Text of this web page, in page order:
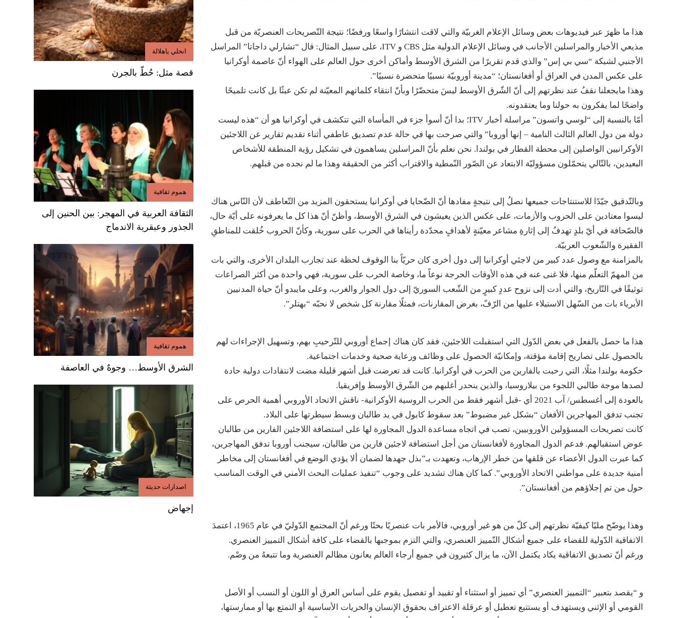
هذا ما ظهرَ عبر فيديوهات بعض وسائل الإعلام الغربيّة والتي لاقت انتشارًا واسعًا ورفضًا؛ نتيجة التّصريحات العنصريّة من قبل
مذيعي الأخبار والمراسلين الأجانب في وسائل الإعلام الدولية مثل CBS و ITV، على سبيل المثال: قال “تشارلي داجاتا” المراسل
الأجنبي لشبكة “سي بي إس” والذي قدم تقريرًا من الشرق الأوسط وأماكن أخرى حول العالم على الهواء أنّ عاصمة أوكرانيا
على عكس المدن في العراق أو أفغانستان؛ “مدينة أوروبيّة نسبيًا متحضرة نسبيًا”.
وهذا مايجعلنا نقفُ عند نظرتهم إلى أنّ الشّرق الأوسط ليسَ متحضّرًا وبأنّ انتقاء كلماتهم المعيّنة لم تكن عبثًا بل كانت تلميحًا
واضحًا لما يفكرون به حولنا وما يعتقدونه.
أمّا بالنسبة إلى “لوسي واتسون” مراسلة أخبار ITV؛ بدا أنّ أسوأ جزء في المأساة التي تتكشف في أوكرانيا هو أن “هذه ليست
دولة من دول العالم الثالث النامية – إنها أوروبا” والتي صرحت بها في حالة عدم تصديق عاطفي أثناء تقديم تقارير عن اللاجئين
الأوكرانيين الواصلين إلى محطة القطار في بولندا. نحن نعلم بأنّ المراسلين يساهمون في تشكيل رؤية المنطقة للأشخاص
البعيدين، بالتّالي يتحمّلون مسؤوليّة الابتعاد عن الصّور النّمطية والاقتراب أكثر من الحقيقة وهذا ما لم نجده من قبلهم.
وبالتّدقيق جيّدًا للاستنتاجات جميعها نصلُ إلى نتيجةٍ مفادها أنّ الضّحايا في أوكرانيا يستحقون المزيد من التّعاطف لأن النّاس هناك
ليسوا معتادين على الحروب والأزمات، على عكس الذين يعيشون في الشرق الأوسط، وأظنّ أنّ هذا كل ما يعرفونه على أيّة حال،
فالصّحافة في أيّ بلدٍ تهدفُ إلى إثارةِ مشاعر معيّنةٍ لأهدافٍ محدّدة رأيناها في الحرب على سورية، وكأنّ الحروب خُلقت للمناطقِ
الفقيرة والشّعوب العربيّة.
بالمزامنة مع وصول عدد كبير من لاجئي أوكرانيا إلى دول أخرى كان حريّاً بنا الوقوف لحظة عند تجارب البلدان الأخرى، والتي بات
من المهمّ التعلّم منها، فلا غنى عنه في هذه الأوقات الحرجة نوعاً ما، وخاصة الحرب على سورية، فهي واحدة من أكثر الصراعات
توثيقًا في التّاريخ، والتي أدت إلى نزوح عددٍ كبيرٍ من الشّعب السوريّ إلى دول الجوار والغرب، وعلى مايبدو أنّ حياة المدنيين
الأبرياء بات من السّهل الاستيلاء عليها من الرّفّ، بغرض المقارنات، فمثلًا مقارنة كل شخص لا نحبّه “بهتلر”.
هذا ما حصل بالفعل في بعض الدّول التي استقبلت اللاجئين، فقد كان هناك إجماع أوروبي للتّرحيبِ بهم، وتسهيل الإجراءات لهم
بالحصول على تصاريح إقامة مؤقتة، وإمكانيّة الحصول على وظائف ورعاية صحية وخدمات اجتماعية.
حكومة بولندا مثلًا، التي رحبت بالفارين من الحرب في أوكرانيا. كانت قد تعرضت قبل أشهر قليلة مضت لانتقادات دولية حادة
لصدها موجة طالبي اللجوء من بيلاروسيا، والذين ينحدر أغلبهم من الشّرق الأوسط وإفريقيا.
بالعودة إلى أغسطس/ آب 2021 أي -قبل أشهر فقط من الحرب الروسية الأوكرانية- ناقش الاتحاد الأوروبي أهمية الحرص على
تجنب تدفق المهاجرين الأفغان “بشكل غير مضبوط” بعد سقوط كابول في يد طالبان وبسط سيطرتها على البلاد.
كانت تصريحات المسؤولين الأوروبيين، تصب في اتجاه مساعدة الدول المجاورة لها على استضافة اللاجئين الفارين من طالبان
عوض استقبالهم. فدعم الدول المجاورة لأفغانستان من أجل استضافة لاجئين فارين من طالبان، سيجنب أوروبا تدفق المهاجرين،
كما عبرت الدول الأعضاء عن قلقها من خطر الإرهاب، وتعهدت بـ”بذل جهدها لضمان ألا يؤدي الوضع في أفغانستان إلى مخاطر
أمنية جديدة على مواطني الاتحاد الأوروبي”. كما كان هناك تشديد على وجوب “تنفيذ عمليات البحث الأمني في الوقت المناسب
حول من تم إجلاؤهم من أفغانستان”.
وهذا يوضّح مليًا كيفيّة نظرتهم إلى كلّ من هو غير أوروبي، فالأمر بات عنصريًا بحتًا ورغم أنّ المجتمع الدّوليّ في عام 1965، اعتمدَ
الاتفاقية الدّولية للقضاء على جميع أشكال التّمييز العنصري، والتي التزم بموجبها بالقضاء على كافة أشكال التمييز العنصري.
ورغم أنّ تصديق الاتفاقية يكاد يكتمل الآن، ما يزال كثيرون في جميع أرجاء العالم يعانون مظالم العنصرية وما تتبعهُ من وصْم.
و “يقصد بتعبير “التمييز العنصري” أي تمييز أو استثناء أو تقييد أو تفصيل يقوم على أساس العرق أو اللون أو النسب أو الأصل
القومي أو الإثني ويستهدف أو يستتبع تعطيل أو عرقلة الاعتراف بحقوق الإنسان والحريات الأساسية أو التمتع بها أو ممارستها،
انخلي ياهلالة
قصة مثل: حُطّ بالجرن
هموم ثقافية
الثقافة العربية في المهجر: بين الحنين إلى
الجذور وعبقرية الاندماج
هموم ثقافية
الشرق الأوسط… وجوهٌ في العاصفة
اصدارات حديثة
إجهاض